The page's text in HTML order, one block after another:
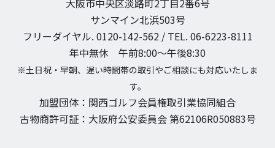
サンマイン北浜503号
フリーダイヤル. 0120-142-562 / TEL. 06-6223-8111
年中無休 午前8:00〜午後8:30
※土日祝・早朝、遅い時間帯の取引やご相談にも対応いたしま
す。
加盟団体：関西ゴルフ会員権取引業協同組合
古物商許可証：大阪府公安委員会 第62106R050883号